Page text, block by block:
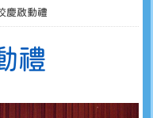
慶啟動禮
禮